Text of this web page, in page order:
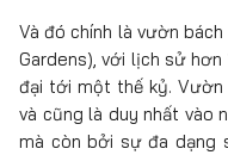
Và đó chính là vườn
Gardens), với lịch sử hơn
đại tới một thế kỷ. Vườn
và cũng là duy nhất vào
mà còn bởi sự đa dạng